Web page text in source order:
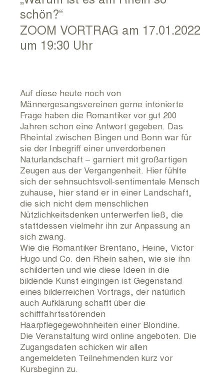
RUNDUM KULTUR ARCHIV
KONTAKT
schön?“
ZOOM VORTRAG am 17.01.2022
um 19:30 Uhr
Auf diese heute noch von
Männergesangsvereinen gerne intonierte
Frage haben die Romantiker vor gut 200
Jahren schon eine Antwort gegeben. Das
Rheintal zwischen Bingen und Bonn war für
sie der Inbegriff einer unverdorbenen
Naturlandschaft – garniert mit großartigen
Zeugen aus der Vergangenheit. Hier fühlte
sich der sehnsuchtsvoll-sentimentale Mensch
zuhause, hier stand er in einer Landschaft,
die sich nicht dem menschlichen
Nützlichkeitsdenken unterwerfen ließ, die
stattdessen vielmehr ihn zur Anpassung an
sich zwang.
Wie die Romantiker Brentano, Heine, Victor
Hugo und Co. den Rhein sahen, wie sie ihn
schilderten und wie diese Ideen in die
bildende Kunst eingingen ist Gegenstand
eines bilderreichen Vortrags, der natürlich
auch Aufklärung schafft über die
schifffahrtsstörenden
Haarpflegegewohnheiten einer Blondine.
Die Veranstaltung wird online angeboten. Die
Zugangsdaten schicken wir allen
angemeldeten Teilnehmenden kurz vor
Kursbeginn zu.